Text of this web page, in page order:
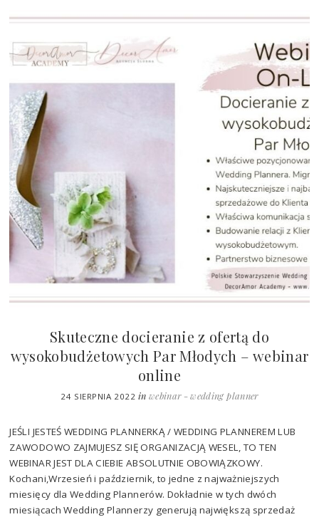
Skuteczne docieranie z ofertą do
wysokobudżetowych Par Młodych – webinar
online
24 SIERPNIA 2022 in webinar - wedding planner
JEŚLI JESTEŚ WEDDING PLANNERKĄ / WEDDING PLANNEREM LUB
ZAWODOWO ZAJMUJESZ SIĘ ORGANIZACJĄ WESEL, TO TEN
WEBINAR JEST DLA CIEBIE ABSOLUTNIE OBOWIĄZKOWY.
Kochani,Wrzesień i październik, to jedne z najważniejszych
miesięcy dla Wedding Plannerów. Dokładnie w tych dwóch
miesiącach Wedding Plannerzy generują największą sprzedaż